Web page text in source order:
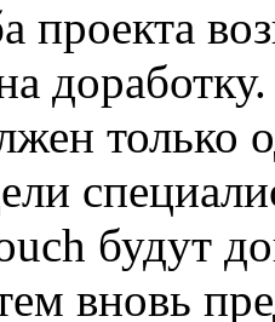
проекта
только
будут
вновь